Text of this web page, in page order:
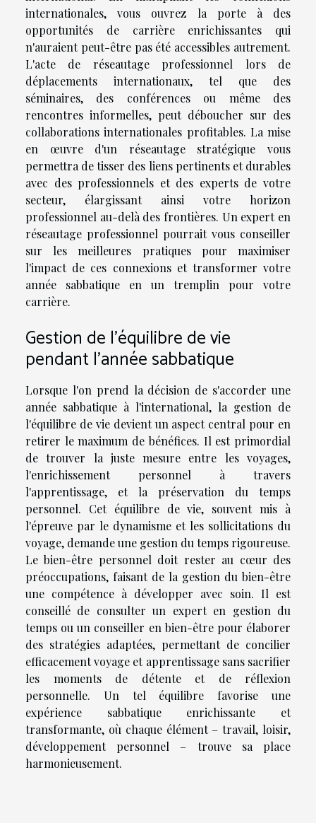
internationales, vous ouvrez la porte à des
opportunités de carrière enrichissantes qui
n'auraient peut-être pas été accessibles autrement.
L'acte de réseautage professionnel lors de
déplacements internationaux, tel que des
séminaires, des conférences ou même des
rencontres informelles, peut déboucher sur des
collaborations internationales profitables. La mise
en œuvre d'un réseautage stratégique vous
permettra de tisser des liens pertinents et durables
avec des professionnels et des experts de votre
secteur, élargissant ainsi votre horizon
professionnel au-delà des frontières. Un expert en
réseautage professionnel pourrait vous conseiller
sur les meilleures pratiques pour maximiser
l'impact de ces connexions et transformer votre
année sabbatique en un tremplin pour votre
carrière.
Gestion de l'équilibre de vie
pendant l'année sabbatique
Lorsque l'on prend la décision de s'accorder une
année sabbatique à l'international, la gestion de
l'équilibre de vie devient un aspect central pour en
retirer le maximum de bénéfices. Il est primordial
de trouver la juste mesure entre les voyages,
l'enrichissement personnel à travers
l'apprentissage, et la préservation du temps
personnel. Cet équilibre de vie, souvent mis à
l'épreuve par le dynamisme et les sollicitations du
voyage, demande une gestion du temps rigoureuse.
Le bien-être personnel doit rester au cœur des
préoccupations, faisant de la gestion du bien-être
une compétence à développer avec soin. Il est
conseillé de consulter un expert en gestion du
temps ou un conseiller en bien-être pour élaborer
des stratégies adaptées, permettant de concilier
efficacement voyage et apprentissage sans sacrifier
les moments de détente et de réflexion
personnelle. Un tel équilibre favorise une
expérience sabbatique enrichissante et
transformante, où chaque élément – travail, loisir,
développement personnel – trouve sa place
harmonieusement.